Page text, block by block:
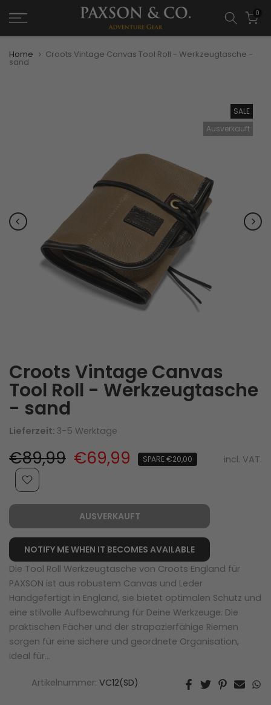
0
Home Croots Vintage Canvas Tool Roll - Werkzeugtasche -
sand
SALE
Ausverkauft
Croots Vintage Canvas
Tool Roll - Werkzeugtasche
- sand
Lieferzeit: 3-5 Werktage
€89,99 €69,99 SPARE €20,00 incl. VAT.
AUSVERKAUFT
NOTIFY ME WHEN IT BECOMES AVAILABLE
Die Tool Roll Werkzeugtasche von Croots England für
PAXSON ist aus robustem Canvas und Leder
Handgefertigt in England, sie bietet optimalen Schutz und
eine stilvolle Aufbewahrung für Deine Werkzeuge. Die
praktischen Fächer und der strapazierfähige Riemen
sorgen für eine sichere und geordnete Organisation,
ideal für...
Artikelnummer: VC12(SD)